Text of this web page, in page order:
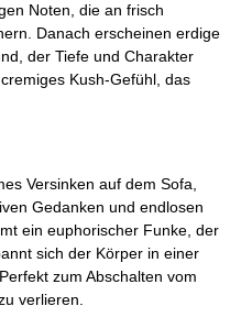
Noten, die an frisch
Danach erscheinen erdige
der Tiefe und Charakter
Kush-Gefühl, das
Versinken auf dem Sofa,
Gedanken und endlosen
ein euphorischer Funke, der
sich der Körper in einer
zum Abschalten vom
verlieren.